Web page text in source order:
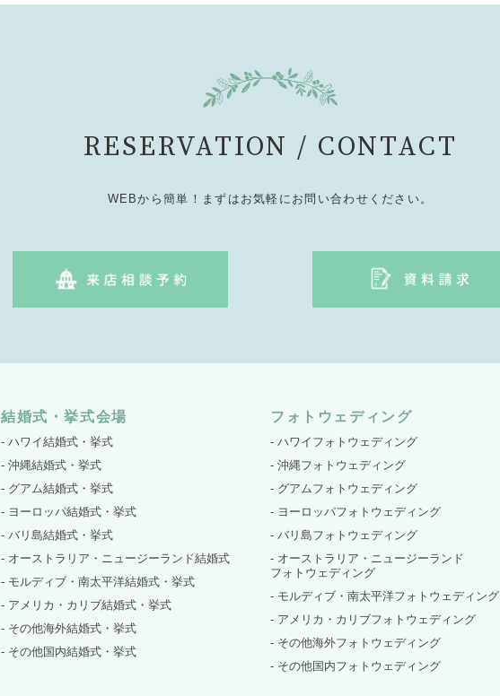
RESERVATION / CONTACT
WEBから簡単！まずはお気軽にお問い合わせください。
結婚式・挙式会場
- ハワイ結婚式・挙式
- 沖縄結婚式・挙式
- グアム結婚式・挙式
- ヨーロッパ結婚式・挙式
- バリ島結婚式・挙式
- オーストラリア・ニュージーランド結婚式
- モルディブ・南太平洋結婚式・挙式
- アメリカ・カリブ結婚式・挙式
- その他海外結婚式・挙式
- その他国内結婚式・挙式
フォトウェディング
- ハワイフォトウェディング
- 沖縄フォトウェディング
- グアムフォトウェディング
- ヨーロッパフォトウェディング
- バリ島フォトウェディング
- オーストラリア・ニュージーランド
フォトウェディング
- モルディブ・南太平洋フォトウェディング
- アメリカ・カリブフォトウェディング
- その他海外フォトウェディング
- その他国内フォトウェディング